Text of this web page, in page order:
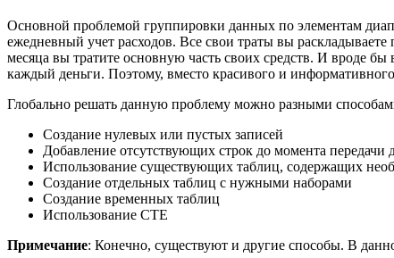
Основной проблемой группировки данных по элементам
ежедневный учет расходов. Все свои траты вы
месяца вы тратите основную часть своих средств. И вроде
каждый деньги. Поэтому, вместо красивого и
Глобально решать данную проблему можно разными
Создание нулевых или пустых записей
Добавление отсутствующих строк до момента
Использование существующих таблиц, содержащих
Создание отдельных таблиц с нужными наборами
Создание временных таблиц
Использование CTE
Примечание: Конечно, существуют и другие способы. В